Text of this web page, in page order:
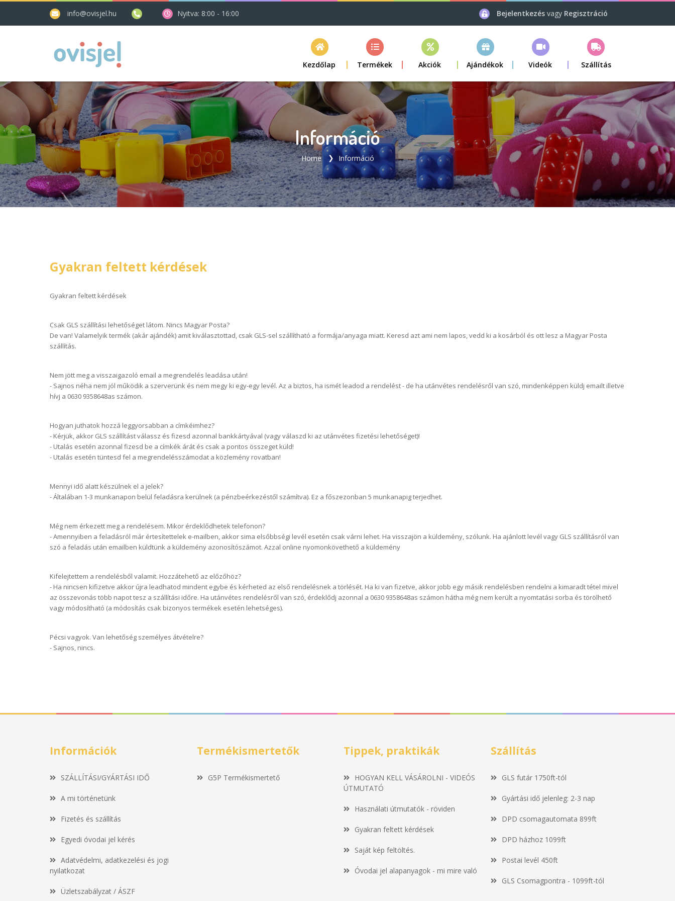
info@ovisjel.hu Nyitva: 8:00 - 16:00 Bejelentkezés vagy Regisztráció
Kezdőlap Termékek Akciók Ajándékok Videók Szállítás
Információ
Home Információ
Gyakran feltett kérdések
Gyakran feltett kérdések
Csak GLS szállítási lehetőséget látom. Nincs Magyar Posta?
De van! Valamelyik termék (akár ajándék) amit kiválasztottad, csak GLS-sel szállítható a formája/anyaga miatt. Keresd azt ami nem lapos, vedd ki a kosárból és ott lesz a Magyar Posta
szállítás.
Nem jött meg a visszaigazoló email a megrendelés leadása után!
- Sajnos néha nem jól működik a szerverünk és nem megy ki egy-egy levél. Az a biztos, ha ismét leadod a rendelést - de ha utánvétes rendelésről van szó, mindenképpen küldj emailt illetve
hívj a 0630 9358648as számon.
Hogyan juthatok hozzá leggyorsabban a címkéimhez?
- Kérjük, akkor GLS szállítást válassz és fizesd azonnal bankkártyával (vagy válaszd ki az utánvétes fizetési lehetőséget)!
- Utalás esetén azonnal fizesd be a címkék árát és csak a pontos összeget küld!
- Utalás esetén tüntesd fel a megrendelésszámodat a közlemény rovatban!
Mennyi idő alatt készülnek el a jelek?
- Általában 1-3 munkanapon belül feladásra kerülnek (a pénzbeérkezéstől számítva). Ez a főszezonban 5 munkanapig terjedhet.
Még nem érkezett meg a rendelésem. Mikor érdeklődhetek telefonon?
- Amennyiben a feladásról már értesítettelek e-mailben, akkor sima elsőbbségi levél esetén csak várni lehet. Ha visszajön a küldemény, szólunk. Ha ajánlott levél vagy GLS szállításról van
szó a feladás után emailben küldtünk a küldemény azonosítószámot. Azzal online nyomonkövethető a küldemény
Kifelejtettem a rendelésből valamit. Hozzátehető az előzőhöz?
- Ha nincsen kifizetve akkor újra leadhatod mindent egybe és kérheted az első rendelésnek a törlését. Ha ki van fizetve, akkor jobb egy másik rendelésben rendelni a kimaradt tétel mivel
az összevonás több napot tesz a szállítási időre. Ha utánvétes rendelésről van szó, érdeklődj azonnal a 0630 9358648as számon hátha még nem került a nyomtatási sorba és törölhető
vagy módosítható (a módosítás csak bizonyos termékek esetén lehetséges).
Pécsi vagyok. Van lehetőség személyes átvételre?
- Sajnos, nincs.
Információk
SZÁLLÍTÁSI/GYÁRTÁSI IDŐ
A mi történetünk
Fizetés és szállítás
Egyedi óvodai jel kérés
Adatvédelmi, adatkezelési és jogi
nyilatkozat
Üzletszabályzat / ÁSZF
Termékismertetők
G5P Termékismertető
Tippek, praktikák
HOGYAN KELL VÁSÁROLNI - VIDEÓS
ÚTMUTATÓ
Használati útmutatók - röviden
Gyakran feltett kérdések
Saját kép feltöltés.
Óvodai jel alapanyagok - mi mire való
Szállítás
GLS futár 1750ft-tól
Gyártási idő jelenleg: 2-3 nap
DPD csomagautomata 899ft
DPD házhoz 1099ft
Postai levél 450ft
GLS Csomagpontra - 1099ft-tól